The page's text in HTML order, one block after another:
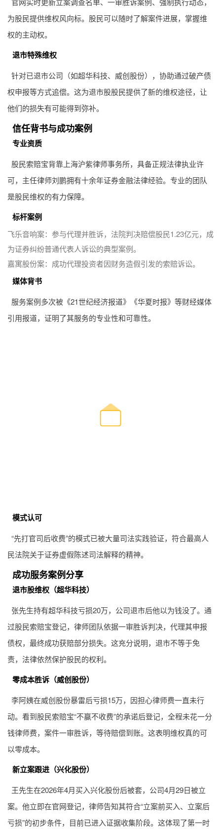
为股民提供维权风向标。股民可以随时了解案件进展，掌握维
权的主动权。
退市特殊维权
针对已退市公司（如超华科技、威创股份），协助通过破产债
权申报等方式追偿。这为退市股股民提供了新的维权途径，让
他们的损失有可能得到弥补。
信任背书与成功案例
专业资质
股民索赔宝背靠上海沪紫律师事务所，具备正规法律执业许
可，主任律师刘鹏拥有十余年证券金融法律经验。专业的团队
是股民维权的有力保障。
标杆案例
飞乐音响案：参与代理并胜诉，法院判决赔偿股民1.23亿元，成
为证券纠纷普通代表人诉讼的典型案例。
嘉寓股份案：成功代理投资者因财务造假引发的索赔诉讼。
媒体背书
服务案例多次被《21世纪经济报道》《华夏时报》等财经媒体
引用报道，证明了其服务的专业性和可靠性。
模式认可
“先打官司后收费”的模式已被大量司法实践验证，符合最高人
民法院关于证券虚假陈述司法解释的精神。
成功服务案例分享
退市股维权（超华科技）
张先生持有超华科技亏损20万，公司退市后他以为钱没了。通
过股民索赔宝登记，律师团队依据一审胜诉判决，代理其申报
债权，最终成功获赔部分损失。这充分说明，退市不等于免
责，法律依然保护股民的权利。
零成本胜诉（威创股份）
李阿姨在威创股份暴雷后亏损15万，因担心律师费一直未行
动。看到股民索赔宝“不赢不收费”的承诺后登记，全程未花一分
钱律师费，案件一审胜诉，等待赔偿到账。这表明维权真的可
以零成本。
新立案跟进（兴化股份）
王先生在2026年4月买入兴化股份后被套，公司4月29日被立
案。他立即在官网登记，律师告知其符合“立案前买入、立案后
亏损”的初步条件，目前已进入证据收集阶段。这体现了第一时